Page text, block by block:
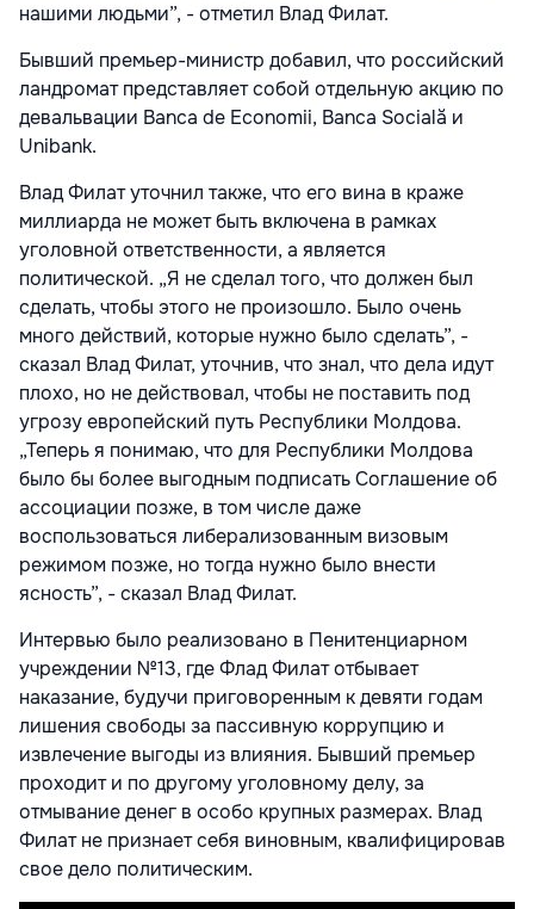
нашими людьми”, - отметил Влад Филат.
Бывший премьер-министр добавил, что российский
ландромат представляет собой отдельную акцию по
девальвации Banca de Economii, Banca Socială и
Unibank.
Влад Филат уточнил также, что его вина в краже
миллиарда не может быть включена в рамках
уголовной ответственности, а является
политической. „Я не сделал того, что должен был
сделать, чтобы этого не произошло. Было очень
много действий, которые нужно было сделать”, -
сказал Влад Филат, уточнив, что знал, что дела идут
плохо, но не действовал, чтобы не поставить под
угрозу европейский путь Республики Молдова.
„Теперь я понимаю, что для Республики Молдова
было бы более выгодным подписать Соглашение об
ассоциации позже, в том числе даже
воспользоваться либерализованным визовым
режимом позже, но тогда нужно было внести
ясность”, - сказал Влад Филат.
Интервью было реализовано в Пенитенциарном
учреждении №13, где Флад Филат отбывает
наказание, будучи приговоренным к девяти годам
лишения свободы за пассивную коррупцию и
извлечение выгоды из влияния. Бывший премьер
проходит и по другому уголовному делу, за
отмывание денег в особо крупных размерах. Влад
Филат не признает себя виновным, квалифицировав
свое дело политическим.